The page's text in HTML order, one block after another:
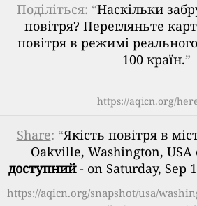
Поділіться: “Наскільки
повітря? Перегляньте
повітря в режимі
100 країн.”
https://aqicn.org/
Share: “Якість повітря в
Oakville, Washington, USA
доступний- on Saturday, Sep
https://aqicn.org/snapshot/usa/